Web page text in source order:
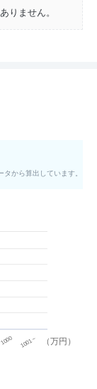
りません。
から算出しています。
（万円）
1001 ~